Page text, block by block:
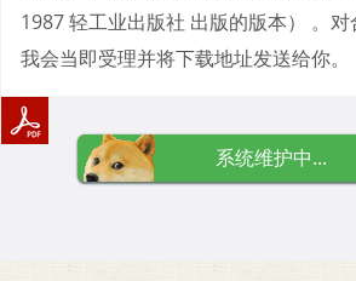
1987 轻工业出版社 出版的版本） 。对
我会当即受理并将下载地址发送给你。
系统维护中...